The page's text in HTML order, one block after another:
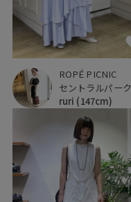
ROPÉ PICNIC
セントラルパーク
ruri (147cm)